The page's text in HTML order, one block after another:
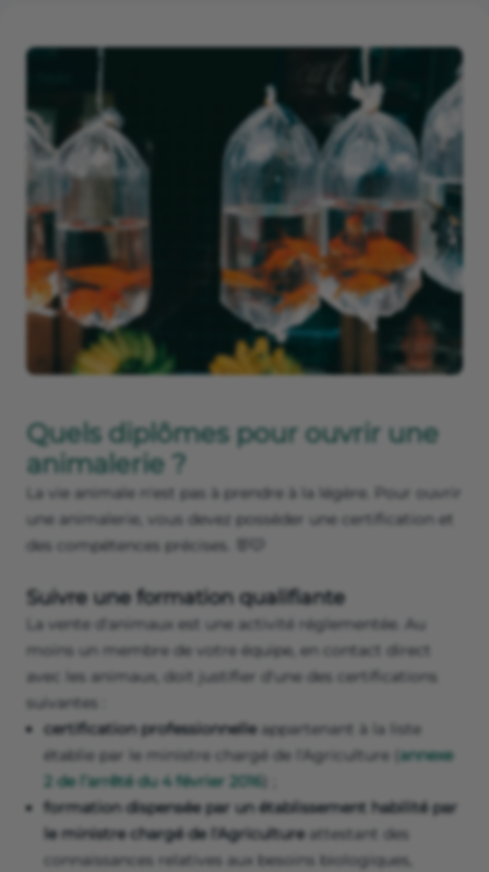
Quels diplômes pour ouvrir une
animalerie ?
La vie animale n'est pas à prendre à la légère. Pour ouvrir
une animalerie, vous devez posséder une certification et
des compétences précises. 🐰🐭
Suivre une formation qualifiante
La vente d'animaux est une activité réglementée. Au
moins un membre de votre équipe, en contact direct
avec les animaux, doit justifier d'une des certifications
suivantes :
certification professionnelleappartenant à la liste
établie par le ministre chargé de l'Agriculture ( annexe
2 de l’arrêté du 4 février 2016) ;
formation dispensée par un établissement habilité par
le ministre chargé de l'Agricultureattestant des
connaissances relatives aux besoins biologiques,